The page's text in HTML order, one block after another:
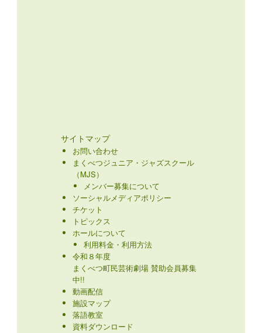
サイトマップ
お問い合わせ
まくべつジュニア・ジャズスクール
（MJS）
メンバー募集について
ソーシャルメディアポリシー
チケット
トピックス
ホールについて
利用料金・利用方法
令和８年度
まくべつ町民芸術劇場 賛助会員募集
中!!
動画配信
施設マップ
落語教室
資料ダウンロード